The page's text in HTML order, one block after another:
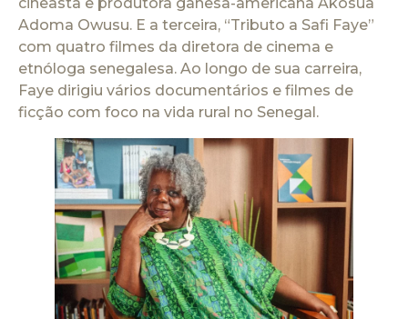
cineasta e produtora ganesa-americana Akosua
Adoma Owusu. E a terceira, “Tributo a Safi Faye”
com quatro filmes da diretora de cinema e
etnóloga senegalesa. Ao longo de sua carreira,
Faye dirigiu vários documentários e filmes de
ficção com foco na vida rural no Senegal.